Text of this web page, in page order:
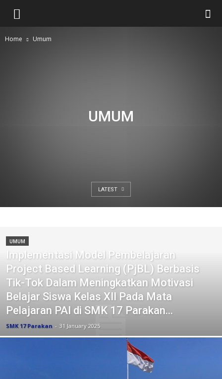
Home Umum
UMUM
LATEST
UMUM
Implementasi Model Pembelajaran
Project Based Learning (PjBL) Berbasis
Tik-Tok Dalam Meningkatkan Motivasi
Belajar Siswa Kelas XII Pada Mata
Pelajaran PAI di SMK 17 Parakan...
SMK 17 Parakan - 31 January 2025